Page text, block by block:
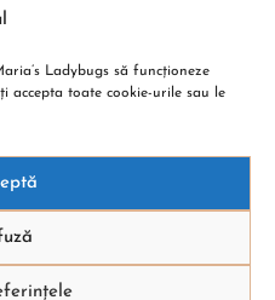
Ladybugs să funcționeze
accepta toate cookie-urile sau le
CIF: 43380582
Adresa: Str. Burebista, Nr.67,
Piatra Neamt